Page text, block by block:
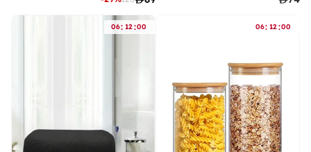
06: 12 :00
06: 12 :00